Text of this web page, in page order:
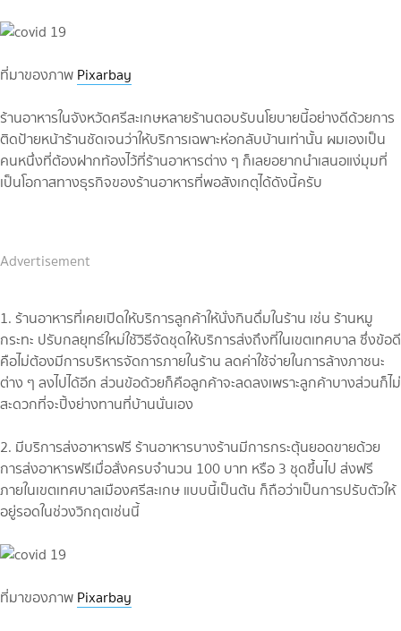
ที่มาของภาพ Pixarbay
ร้านอาหารในจังหวัดศรีสะเกษหลายร้านตอบรับนโยบายนี้อย่างดีด้วยการ
ติดป้ายหน้าร้านชัดเจนว่าให้บริการเฉพาะห่อกลับบ้านเท่านั้น ผมเองเป็น
คนหนึ่งที่ต้องฝากท้องไว้ที่ร้านอาหารต่าง ๆ ก็เลยอยากนำเสนอแง่มุมที่
เป็นโอกาสทางธุรกิจของร้านอาหารที่พอสังเกตุได้ดังนี้ครับ
Advertisement
1. ร้านอาหารที่เคยเปิดให้บริการลูกค้าให้นั่งกินดื่มในร้าน เช่น ร้านหมู
กระทะ ปรับกลยุทธ์ใหม่ใช้วิธีจัดชุดให้บริการส่งถึงที่ในเขตเทศบาล ซึ่งข้อดี
คือไม่ต้องมีการบริหารจัดการภายในร้าน ลดค่าใช้จ่ายในการล้างภาชนะ
ต่าง ๆ ลงไปได้อีก ส่วนข้อด้วยก็คือลูกค้าจะลดลงเพราะลูกค้าบางส่วนก็ไม่
สะดวกที่จะปิ้งย่างทานที่บ้านนั่นเอง
2. มีบริการส่งอาหารฟรี ร้านอาหารบางร้านมีการกระตุ้นยอดขายด้วย
การส่งอาหารฟรีเมื่อสั่งครบจำนวน 100 บาท หรือ 3 ชุดขึ้นไป ส่งฟรี
ภายในเขตเทศบาลเมืองศรีสะเกษ แบบนี้เป็นต้น ก็ถือว่าเป็นการปรับตัวให้
อยู่รอดในช่วงวิกฤตเช่นนี้
ที่มาของภาพ Pixarbay